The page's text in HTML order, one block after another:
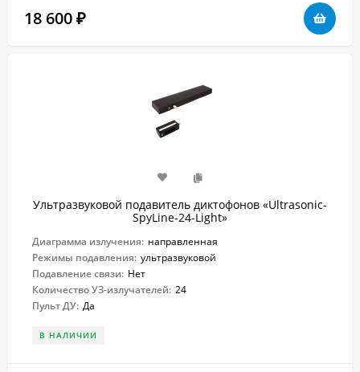
18 600 ₽
Ультразвуковой подавитель диктофонов «Ultrasonic-
SpyLine-24-Light»
Диаграмма излучения: направленная
Режимы подавления: ультразвуковой
Подавление связи: Нет
Количество УЗ-излучателей: 24
Пульт ДУ: Да
В НАЛИЧИИ